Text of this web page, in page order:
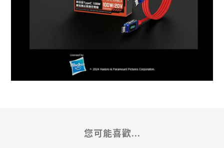
您可能喜歡...